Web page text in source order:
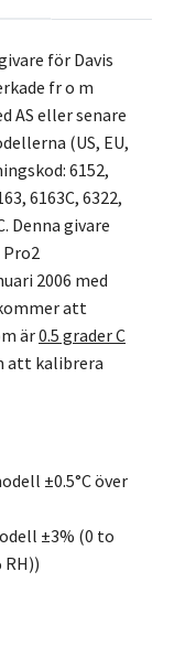
för Davis
fr o m
AS eller senare
(US, EU,
6152,
6163C, 6322,
Denna givare
2006 med
att
är0.5 grader C
att kalibrera
±0.5°C över
±3% (0 to
RH))